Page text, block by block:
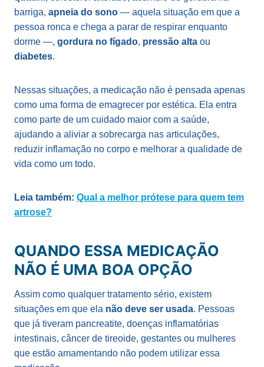
barriga, apneia do sono — aquela situação em que a
pessoa ronca e chega a parar de respirar enquanto
dorme —, gordura no fígado, pressão alta ou
diabetes.
Nessas situações, a medicação não é pensada apenas
como uma forma de emagrecer por estética. Ela entra
como parte de um cuidado maior com a saúde,
ajudando a aliviar a sobrecarga nas articulações,
reduzir inflamação no corpo e melhorar a qualidade de
vida como um todo.
Leia também: Qual a melhor prótese para quem tem
artrose?
QUANDO ESSA MEDICAÇÃO
NÃO É UMA BOA OPÇÃO
Assim como qualquer tratamento sério, existem
situações em que ela não deve ser usada. Pessoas
que já tiveram pancreatite, doenças inflamatórias
intestinais, câncer de tireoide, gestantes ou mulheres
que estão amamentando não podem utilizar essa